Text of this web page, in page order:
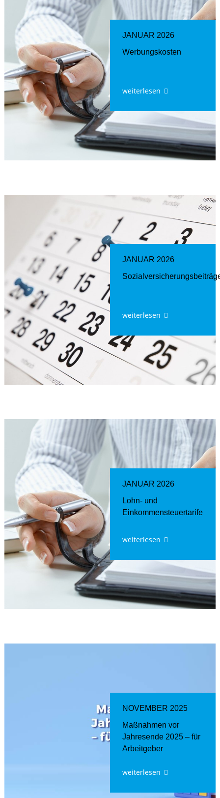
JANUAR 2026
Werbungskosten
weiterlesen
JANUAR 2026
weiterlesen
JANUAR 2026
Lohn- und
Einkommensteuertarife
weiterlesen
NOVEMBER 2025
Maßnahmen vor
Jahresende 2025 – für
Arbeitgeber
weiterlesen